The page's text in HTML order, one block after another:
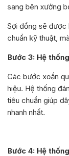
sang bên xưởng
Sợi đồng sẽ được
chuẩn kỹ thuật,
Bước 3: Hệ
Các bước xoắn
hiệu. Hệ thống
tiêu chuẩn giúp
nhanh nhất.
Bước 4: Hệ